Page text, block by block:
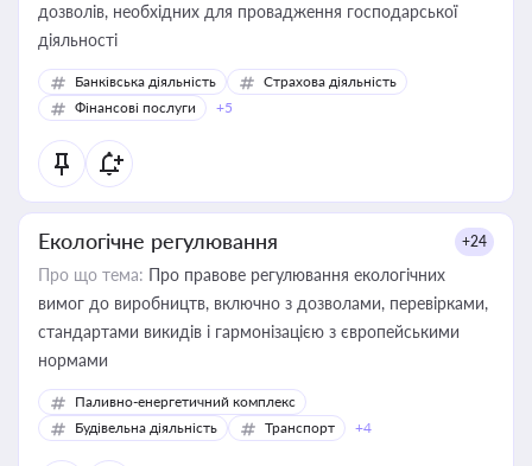
дозволів, необхідних для провадження господарської
діяльності
Банківська діяльність
Страхова діяльність
Фінансові послуги
+5
Екологічне регулювання +24
Про що тема: Про правове регулювання екологічних
вимог до виробництв, включно з дозволами, перевірками,
стандартами викидів і гармонізацією з європейськими
нормами
Паливно-енергетичний комплекс
Будівельна діяльність
Транспорт +4